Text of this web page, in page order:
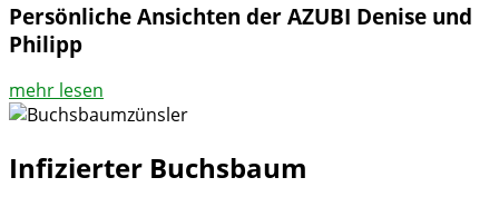
Persönliche Ansichten der AZUBI Denise und
Philipp
mehr lesen
Infizierter Buchsbaum